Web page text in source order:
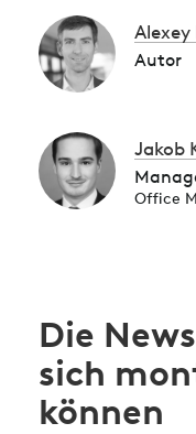
Autor
Jakob
Office
Die
sich
können